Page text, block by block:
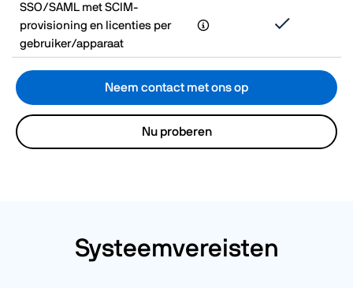
SSO/SAML met SCIM-
provisioning en licenties per
gebruiker/apparaat
Neem contact met ons op
Nu proberen
Systeemvereisten